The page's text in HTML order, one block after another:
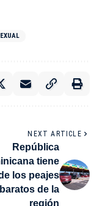
NEXT ARTICLE
República
tiene
los peajes
de la
región